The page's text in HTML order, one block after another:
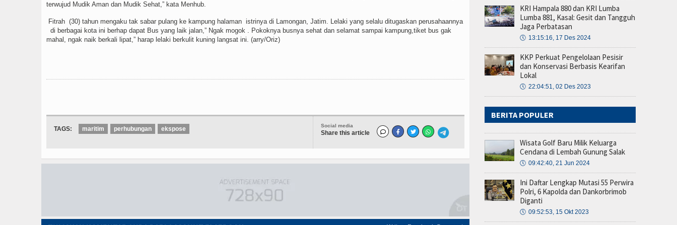
terwujud Mudik Aman dan Mudik Sehat,” kata Menhub.
Fitrah (30) tahun mengaku tak sabar pulang ke kampung halaman istrinya di Lamongan, Jatim. Lelaki yang selalu ditugaskan perusahaannya
di berbagai kota ini berhap dapat Bus yang laik jalan,” Ngak mogok . Pokoknya busnya sehat dan selamat sampai kampung,tiket bus gak
mahal, ngak naik berkali lipat,” harap lelaki berkulit kuning langsat ini. (arry/Oriz)
Social media
Share this article
TAGS: maritim perhubungan ekspose
KRI Hampala 880 dan KRI Lumba
Lumba 881, Kasal: Gesit dan Tangguh
Jaga Perbatasan
🕔 13:15:16, 17 Des 2024
KKP Perkuat Pengelolaan Pesisir
dan Konservasi Berbasis Kearifan
Lokal
🕔 22:04:51, 02 Des 2023
BERITA POPULER
Wisata Golf Baru Milik Keluarga
Cendana di Lembah Gunung Salak
🕔 09:42:40, 21 Jun 2024
Ini Daftar Lengkap Mutasi 55 Perwira
Polri, 6 Kapolda dan Dankorbrimob
Diganti
🕔 09:52:53, 15 Okt 2023